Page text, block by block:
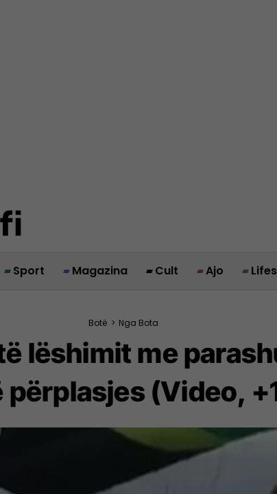
Sport Magazina Cult Ajo
Botë > Nga Bota
lëshimit me
përplasjes (Video,